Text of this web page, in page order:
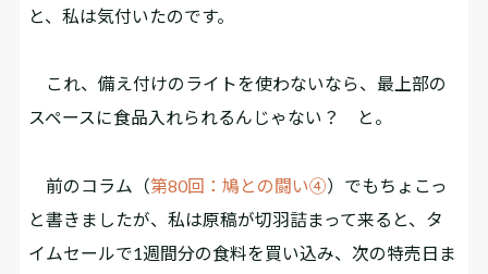
と、私は気付いたのです。
これ、備え付けのライトを使わないなら、最上部の
スペースに食品入れられるんじゃない？ と。
前のコラム（第80回：鳩との闘い④）でもちょこっ
と書きましたが、私は原稿が切羽詰まって来ると、タ
イムセールで1週間分の食料を買い込み、次の特売日ま